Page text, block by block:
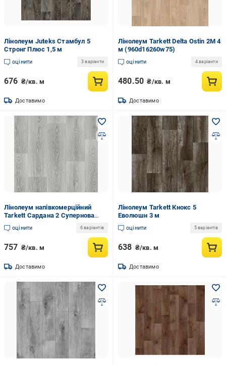
Лінолеум Juteks Стамбул 5
Стронг Плюс 1,5 м
оцінити 3 варіанти
676 ₴/кв. м
Доставимо
Лінолеум Tarkett Delta Ostin 2M 4
м (960d16260w75)
оцінити 4 варіанти
480.50 ₴/кв. м
Доставимо
Лінолеум напівкомерційний
Tarkett Сардана 2 Супернова
текстиль 1,5 м
оцінити 6 варіантів
757 ₴/кв. м
Доставимо
Лінолеум Tarkett Кнокс 5
Еволюшн 3 м
оцінити 5 варіантів
638 ₴/кв. м
Доставимо